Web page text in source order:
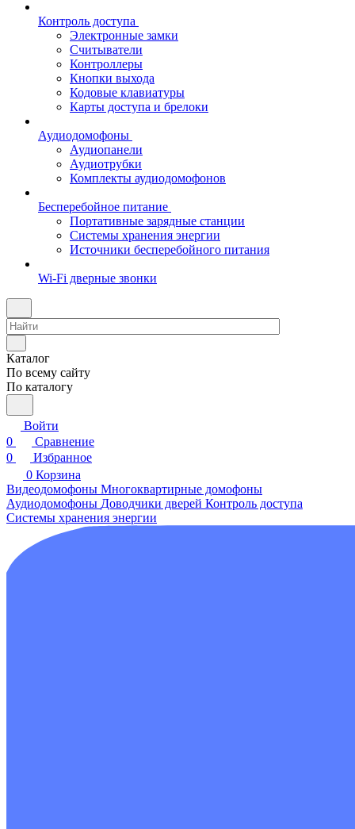
Контроль доступа
Электронные замки
Считыватели
Контроллеры
Кнопки выхода
Кодовые клавиатуры
Карты доступа и брелоки
Аудиодомофоны
Аудиопанели
Аудиотрубки
Комплекты аудиодомофонов
Бесперебойное питание
Портативные зарядные станции
Системы хранения энергии
Источники бесперебойного питания
Wi-Fi дверные звонки
Каталог
По всему сайту
По каталогу
Войти
0
Сравнение
0
Избранное
0 Корзина
Видеодомофоны Многоквартирные домофоны
Аудиодомофоны Доводчики дверей Контроль доступа
Системы хранения энергии